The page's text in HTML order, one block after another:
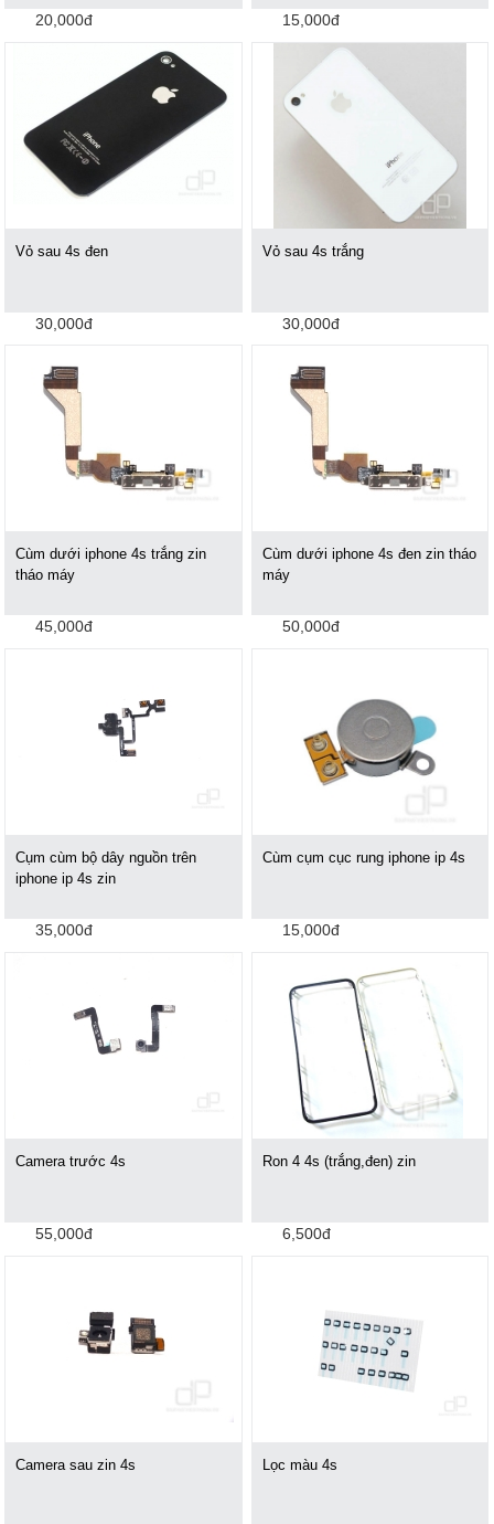
20,000đ 15,000đ
Vỏ sau 4s đen
30,000đ
Vỏ sau 4s trắng
30,000đ
Cùm dưới iphone 4s trắng zin
tháo máy
45,000đ
Cùm dưới iphone 4s đen zin tháo
máy
50,000đ
Cụm cùm bộ dây nguồn trên
iphone ip 4s zin
35,000đ
Cùm cụm cục rung iphone ip 4s
15,000đ
Camera trước 4s
55,000đ
Ron 4 4s (trắng,đen) zin
6,500đ
Camera sau zin 4s Lọc màu 4s